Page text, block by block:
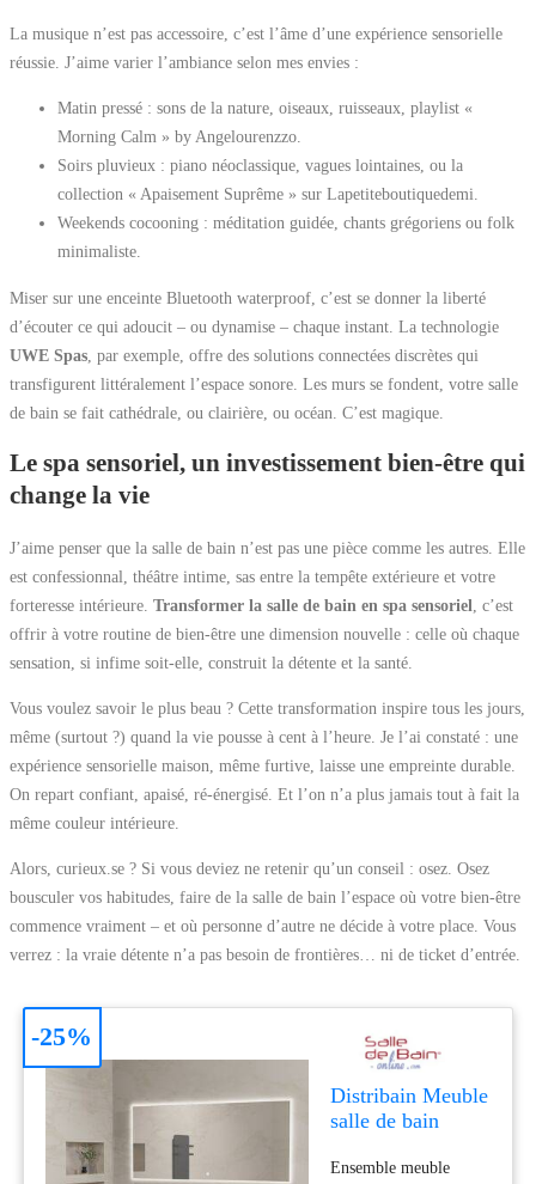
La musique n’est pas accessoire, c’est l’âme d’une expérience sensorielle
réussie. J’aime varier l’ambiance selon mes envies :
Matin pressé : sons de la nature, oiseaux, ruisseaux, playlist «
Morning Calm » by Angelourenzzo.
Soirs pluvieux : piano néoclassique, vagues lointaines, ou la
collection « Apaisement Suprême » sur Lapetiteboutiquedemi.
Weekends cocooning : méditation guidée, chants grégoriens ou folk
minimaliste.
Miser sur une enceinte Bluetooth waterproof, c’est se donner la liberté
d’écouter ce qui adoucit – ou dynamise – chaque instant. La technologie
UWE Spas , par exemple, offre des solutions connectées discrètes qui
transfigurent littéralement l’espace sonore. Les murs se fondent, votre salle
de bain se fait cathédrale, ou clairière, ou océan. C’est magique.
Le spa sensoriel, un investissement bien-être qui
change la vie
J’aime penser que la salle de bain n’est pas une pièce comme les autres. Elle
est confessionnal, théâtre intime, sas entre la tempête extérieure et votre
forteresse intérieure. Transformer la salle de bain en spa sensoriel , c’est
offrir à votre routine de bien-être une dimension nouvelle : celle où chaque
sensation, si infime soit-elle, construit la détente et la santé.
Vous voulez savoir le plus beau ? Cette transformation inspire tous les jours,
même (surtout ?) quand la vie pousse à cent à l’heure. Je l’ai constaté : une
expérience sensorielle maison, même furtive, laisse une empreinte durable.
On repart confiant, apaisé, ré-énergisé. Et l’on n’a plus jamais tout à fait la
même couleur intérieure.
Alors, curieux.se ? Si vous deviez ne retenir qu’un conseil : osez. Osez
bousculer vos habitudes, faire de la salle de bain l’espace où votre bien-être
commence vraiment – et où personne d’autre ne décide à votre place. Vous
verrez : la vraie détente n’a pas besoin de frontières… ni de ticket d’entrée.
Distribain Meuble
salle de bain
1600N
Ensemble meuble
-25%